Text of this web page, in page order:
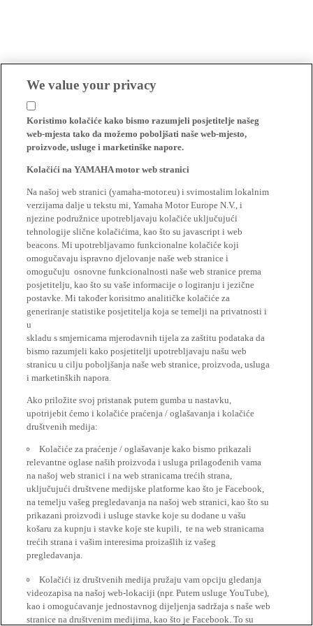
We value your privacy
Koristimo kolačiće kako bismo razumjeli posjetitelje našeg
web-mjesta tako da možemo poboljšati naše web-mjesto,
proizvode, usluge i marketinške napore.
Kolačići na YAMAHA motor web stranici
Na našoj web stranici (yamaha-motor.eu) i svimostalim lokalnim
verzijama dalje u tekstu mi, Yamaha Motor Europe N.V., i
njezine podružnice upotrebljavaju kolačiće uključujući
tehnologije slične kolačićima, kao što su javascript i web
beacons. Mi upotrebljavamo funkcionalne kolačiće koji
omogučavaju ispravno djelovanje naše web stranice i
omogučuju osnovne funkcionalnosti naše web stranice prema
posjetitelju, kao što su vaše informacije o logiranju i jezične
postavke. Mi također korisitmo analitičke kolačiće za
generiranje statistike posjetitelja koja se temelji na privatnosti i
u
skladu s smjernicama mjerodavnih tijela za zaštitu podataka da
bismo razumjeli kako posjetitelji upotrebljavaju našu web
stranicu u cilju poboljšanja naše web stranice, proizvoda, usluga
i marketinških napora.
Ako priložite svoj pristanak putem gumba u nastavku,
upotrijebit ćemo i kolačiće praćenja / oglašavanja i kolačiće
društvenih medija:
Kolačiće za praćenje / oglašavanje kako bismo prikazali
relevantne oglase naših proizvoda i usluga prilagođenih vama
na našoj web stranici i na web stranicama trećih strana,
uključujući društvene medijske platforme kao što je Facebook,
na temelju vašeg pregledavanja na našoj web stranici, kao što su
prikazani proizvodi i usluge stavke koje su dodane u vašu
košaru za kupnju i stavke koje ste kupili, te na web stranicama
trećih strana i vašim interesima proizašlih iz vašeg
pregledavanja.
Kolačići iz društvenih medija pružaju vam opciju gledanja
videozapisa na našoj web-lokaciji (npr. Putem usluge YouTube),
kao i omogućavanje jednostavnog dijeljenja sadržaja s naše web
stranice na društvenim medijima, kao što je Facebook. To su